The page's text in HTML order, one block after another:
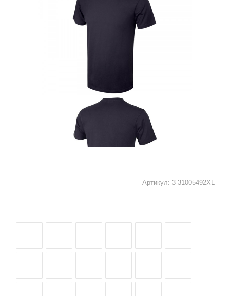
Артикул: 3-31005492XL